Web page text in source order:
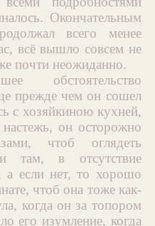
Окончательным
всего менее
всё вышло совсем не
почти неожиданно.
обстоятельство
прежде чем он сошел
с хозяйкиною кухней,
он осторожно
чтоб оглядеть
там, в отсутствие
а если нет, то хорошо
чтоб она тоже как-
когда он за топором
его изумление, когда